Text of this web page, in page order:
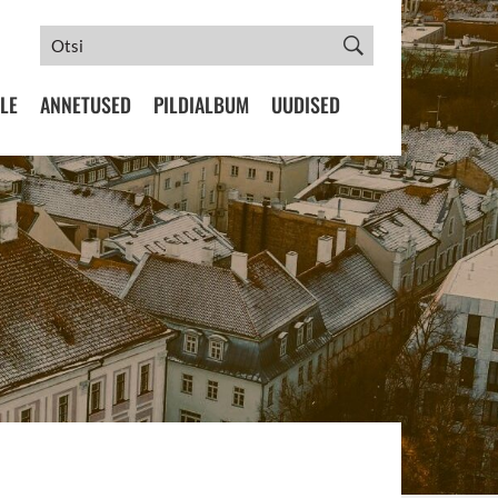
ANNETUSED PILDIALBUM UUDISED